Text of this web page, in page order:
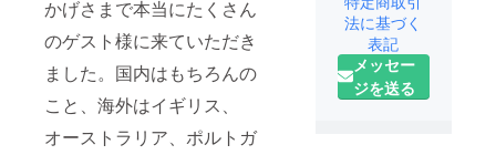
かげさまで本当にたくさん
のゲスト様に来ていただき
ました。国内はもちろんの
こと、海外はイギリス、
オーストラリア、ポルトガ
指して、新
たにドッグ
ランを新設
します！
法に基づく
表記
メッセー
ジを送る